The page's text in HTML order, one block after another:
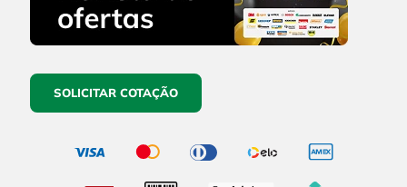
SOLICITAR COTAÇÃO